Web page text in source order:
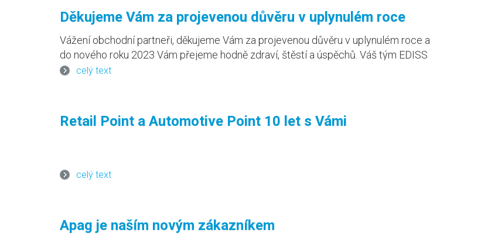
Děkujeme Vám za projevenou důvěru v uplynulém roce
Vážení obchodní partneři, děkujeme Vám za projevenou důvěru v uplynulém roce a
do nového roku 2023 Vám přejeme hodně zdraví, štěstí a úspěchů. Váš tým EDISS
celý text
Retail Point a Automotive Point 10 let s Vámi
celý text
Apag je naším novým zákazníkem